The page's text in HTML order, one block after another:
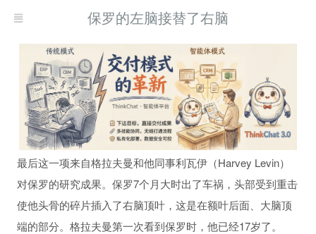
得救
保罗的左脑接替了右脑
最后这一项来自格拉夫曼和他同事利瓦伊（Harvey Levin）
对保罗的研究成果。保罗7个月大时出了车祸，头部受到重击
使他头骨的碎片插入了右脑顶叶，这是在额叶后面、大脑顶
端的部分。格拉夫曼第一次看到保罗时，他已经17岁了。